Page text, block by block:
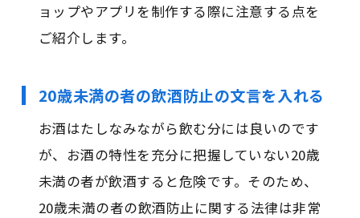
ョップやアプリを制作する際に注意する点を
ご紹介します。
20歳未満の者の飲酒防止の文言を入れる
お酒はたしなみながら飲む分には良いのです
が、お酒の特性を充分に把握していない20歳
未満の者が飲酒すると危険です。そのため、
20歳未満の者の飲酒防止に関する法律は非常